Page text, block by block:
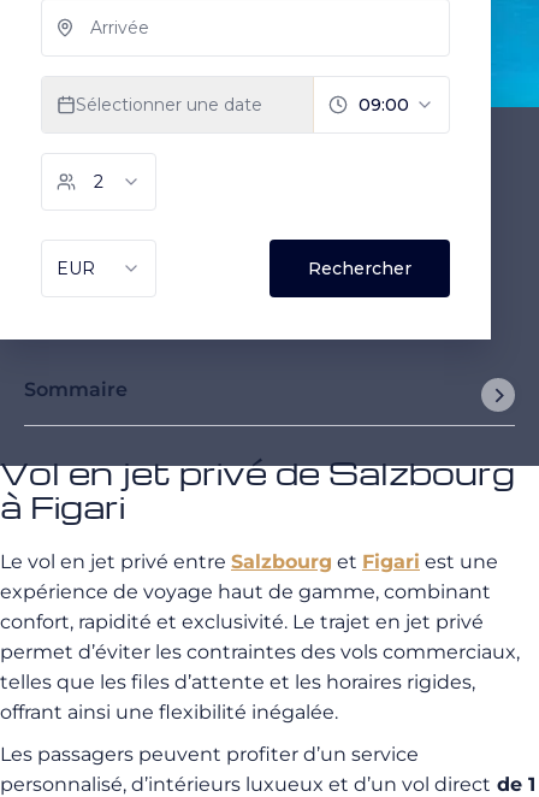
Sommaire
Vol en jet privé de Salzbourg
à Figari
Le vol en jet privé entre Salzbourg et Figari est une
expérience de voyage haut de gamme, combinant
confort, rapidité et exclusivité. Le trajet en jet privé
permet d’éviter les contraintes des vols commerciaux,
telles que les files d’attente et les horaires rigides,
offrant ainsi une flexibilité inégalée.
Les passagers peuvent profiter d’un service
personnalisé, d’intérieurs luxueux et d’un vol direct de 1